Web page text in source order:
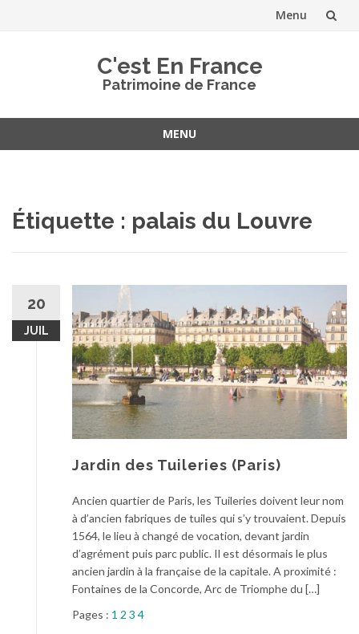
Menu
C'est En France
Patrimoine de France
MENU
Étiquette : palais du Louvre
20
JUIL
Jardin des Tuileries (Paris)
Ancien quartier de Paris, les Tuileries doivent leur nom
à d’ancien fabriques de tuiles qui s’y trouvaient. Depuis
1564, le lieu à changé de vocation, devant jardin
d’agrément puis parc public. Il est désormais le plus
ancien jardin à la française de la capitale. A proximité :
Fontaines de la Concorde, Arc de Triomphe du […]
Pages : 1 2 3 4